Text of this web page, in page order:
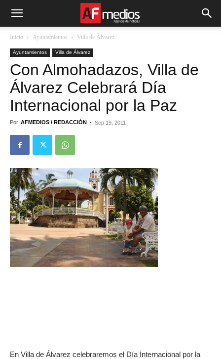
Inicio Ayuntamientos Villa de Álvarez
Ayuntamientos Villa de Álvarez
Con Almohadazos, Villa de
Álvarez Celebrará Día
Internacional por la Paz
Por AFMEDIOS / REDACCIÓN - Sep 19, 2011
En Villa de Álvarez celebraremos el Día Internacional por la